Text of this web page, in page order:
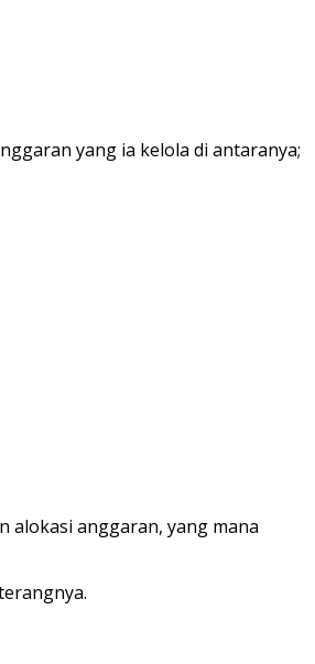
yang ia kelola di antaranya;
alokasi anggaran, yang mana